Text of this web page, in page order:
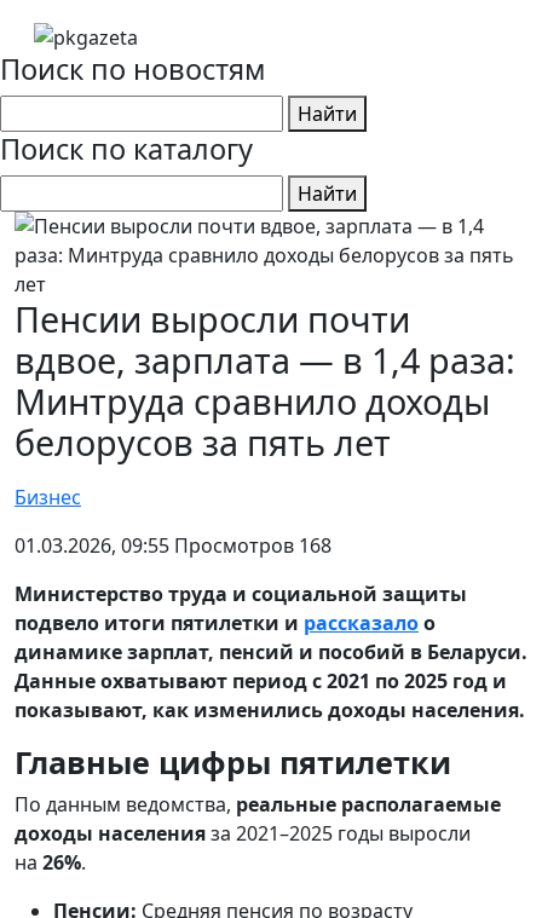
Поиск по новостям
Найти
Поиск по каталогу
Найти
Пенсии выросли почти
вдвое, зарплата — в 1,4 раза:
Минтруда сравнило доходы
белорусов за пять лет
Бизнес
01.03.2026, 09:55 Просмотров 168
Министерство труда и социальной защиты
подвело итоги пятилетки и рассказалоо
динамике зарплат, пенсий и пособий в Беларуси.
Данные охватывают период с 2021 по 2025 год и
показывают, как изменились доходы населения.
Главные цифры пятилетки
По данным ведомства, реальные располагаемые
доходы населенияза 2021–2025 годы выросли
на 26%.
Пенсии: Средняя пенсия по возрасту